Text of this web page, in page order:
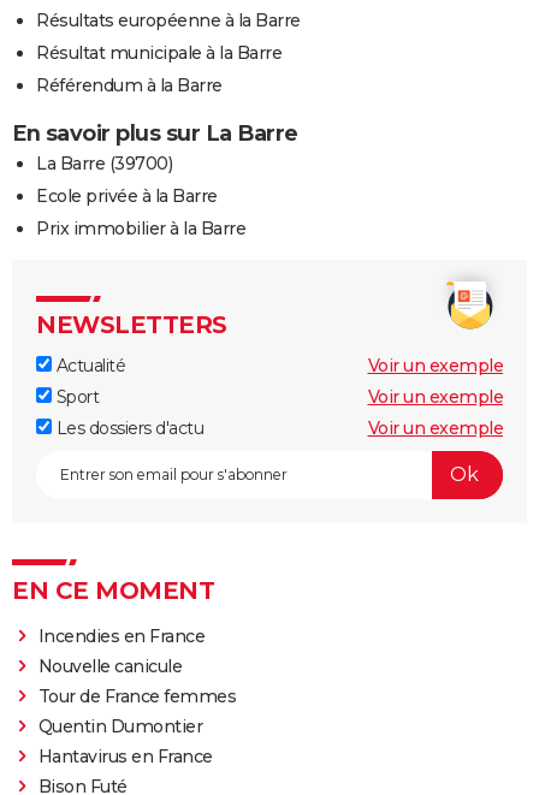
Résultats européenne à la Barre
Résultat municipale à la Barre
Référendum à la Barre
En savoir plus sur La Barre
La Barre (39700)
Ecole privée à la Barre
Prix immobilier à la Barre
NEWSLETTERS
Actualité
Voir un exemple
Sport
Voir un exemple
Les dossiers d'actu
Voir un exemple
EN CE MOMENT
Incendies en France
Nouvelle canicule
Tour de France femmes
Quentin Dumontier
Hantavirus en France
Bison Futé